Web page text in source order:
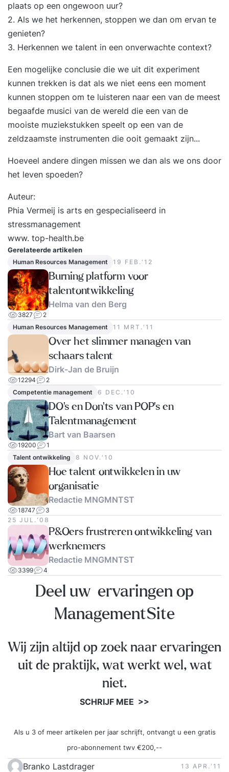
plaats op een ongewoon uur?
2. Als we het herkennen, stoppen we dan om ervan te
genieten?
3. Herkennen we talent in een onverwachte context?
Een mogelijke conclusie die we uit dit experiment
kunnen trekken is dat als we niet eens een moment
kunnen stoppen om te luisteren naar een van de meest
begaafde musici van de wereld die een van de
mooiste muziekstukken speelt op een van de
zeldzaamste instrumenten die ooit gemaakt zijn...
Hoeveel andere dingen missen we dan als we ons door
het leven spoeden?
Auteur:
Phia Vermeij is arts en gespecialiseerd in
stressmanagement
www. top-health.be
Gerelateerde artikelen
Human Resources Management 19 FEB.‘12
Burning platform voor
talentontwikkeling
Helma van den Berg
3827
2
Human Resources Management
11 MRT.‘11
Over het slimmer managen van
schaars talent
Dirk-Jan de Bruijn
12294
2
Competentie management
6 DEC.‘10
DO's en Don'ts van POP's en
Talentmanagement
Bart van Baarsen
19200
1
Talent ontwikkeling
8 NOV.‘10
Hoe talent ontwikkelen in uw
organisatie
Redactie MNGMNTST
18747
3
25 JUL.‘08
P&Oers frustreren ontwikkeling van
werknemers
Redactie MNGMNTST
3399 4
Deel uw ervaringen op
ManagementSite
Wij zijn altijd op zoek naar ervaringen
uit de praktijk, wat werkt wel, wat
niet.
SCHRIJF MEE >>
Als u 3 of meer artikelen per jaar schrijft, ontvangt u een gratis
pro-abonnement twv €200,--
Branko Lastdrager 13 APR.‘11